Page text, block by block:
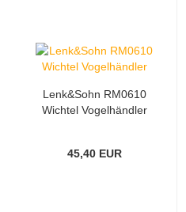
Lenk&Sohn RM0610
Wichtel Vogelhändler
45,40 EUR